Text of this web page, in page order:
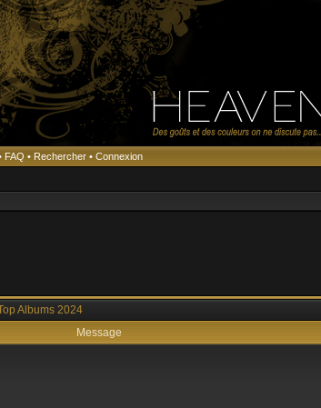
FAQ • Rechercher • Connexion
Albums 2024
Message